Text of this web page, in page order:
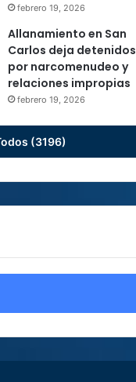
febrero 19, 2026
Allanamiento en San
Carlos deja detenidos
por narcomenudeo y
relaciones impropias
febrero 19, 2026
(3196)